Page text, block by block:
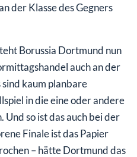
der Klasse des Gegners
Borussia Dortmund nun
auch an der
kaum planbare
in die eine oder andere
Und so ist das auch bei der
Finale ist das Papier
– hätte Dortmund das